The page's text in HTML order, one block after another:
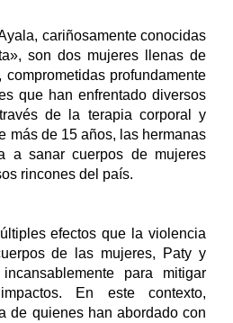
cariñosamente conocidas
son dos mujeres llenas de
profundamente
que han enfrentado diversos
de la terapia corporal y
más de 15 años, las hermanas
a sanar cuerpos de mujeres
rincones del país.
efectos que la violencia
de las mujeres, Paty y
para mitigar
En este contexto,
de quienes han abordado con